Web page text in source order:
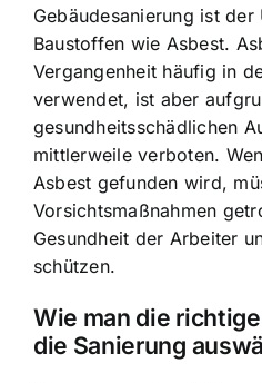
Gebäudesanierung ist
Baustoffen wie Asbest.
Vergangenheit häufig in
verwendet, ist aber
gesundheitsschädlichen
mittlerweile verboten.
Asbest gefunden wird,
Vorsichtsmaßnahmen
Gesundheit der Arbeiter
schützen.
Wie man die
die Sanierung